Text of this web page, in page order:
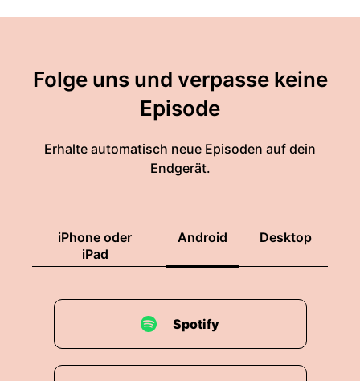
Folge uns und verpasse keine
Episode
Erhalte automatisch neue Episoden auf dein
Endgerät.
iPhone oder
iPad
Android Desktop
Spotify